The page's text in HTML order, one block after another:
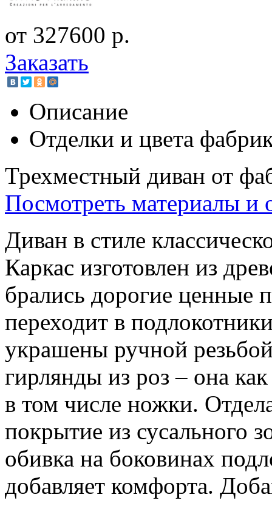
от 327600 р.
Заказать
Описание
Отделки и цвета
Трехместный диван от
Посмотреть материалы и
Диван в стиле
Каркас изготовлен из
брались дорогие ценные
переходит в
украшены ручной
гирлянды из роз – она
в том числе ножки.
покрытие из сусального
обивка на боковинах
добавляет комфорта.